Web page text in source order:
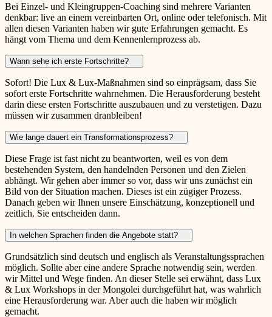
Bei Einzel- und Kleingruppen-Coaching sind mehrere Varianten
denkbar: live an einem vereinbarten Ort, online oder telefonisch. Mit
allen diesen Varianten haben wir gute Erfahrungen gemacht. Es
hängt vom Thema und dem Kennenlernprozess ab.
Wann sehe ich erste Fortschritte?
Sofort! Die Lux & Lux-Maßnahmen sind so einprägsam, dass Sie
sofort erste Fortschritte wahrnehmen. Die Herausforderung besteht
darin diese ersten Fortschritte auszubauen und zu verstetigen. Dazu
müssen wir zusammen dranbleiben!
Wie lange dauert ein Transformationsprozess?
Diese Frage ist fast nicht zu beantworten, weil es von dem
bestehenden System, den handelnden Personen und den Zielen
abhängt. Wir gehen aber immer so vor, dass wir uns zunächst ein
Bild von der Situation machen. Dieses ist ein zügiger Prozess.
Danach geben wir Ihnen unsere Einschätzung, konzeptionell und
zeitlich. Sie entscheiden dann.
In welchen Sprachen finden die Angebote statt?
Grundsätzlich sind deutsch und englisch als Veranstaltungssprachen
möglich. Sollte aber eine andere Sprache notwendig sein, werden
wir Mittel und Wege finden. An dieser Stelle sei erwähnt, dass Lux
& Lux Workshops in der Mongolei durchgeführt hat, was wahrlich
eine Herausforderung war. Aber auch die haben wir möglich
gemacht.